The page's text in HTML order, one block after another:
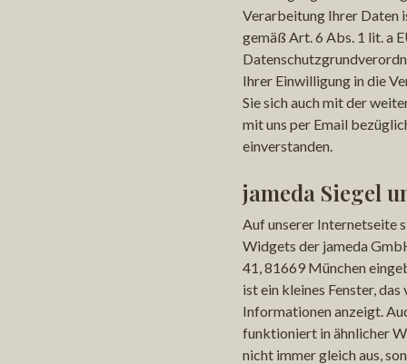
Verarbeitung Ihrer Daten
gemäß Art. 6 Abs. 1 lit. a
Ihrer Einwilligung in die
Sie sich auch mit der
mit uns per Email
einverstanden.
jameda Siegel
Auf unserer Internetseite
Widgets der jameda
41, 81669 München
ist ein kleines Fenster,
Informationen anzeigt.
funktioniert in ähnlicher
nicht immer gleich aus,